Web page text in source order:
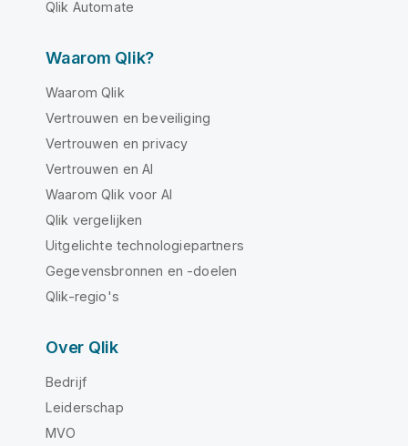
Qlik Automate
Waarom Qlik?
Waarom Qlik
Vertrouwen en beveiliging
Vertrouwen en privacy
Vertrouwen en AI
Waarom Qlik voor AI
Qlik vergelijken
Uitgelichte technologiepartners
Gegevensbronnen en -doelen
Qlik-regio's
Over Qlik
Bedrijf
Leiderschap
MVO